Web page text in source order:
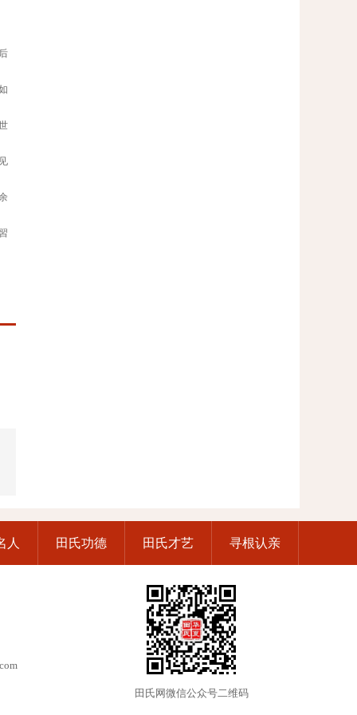
人 田氏功德 田氏才艺 寻根认亲
田氏网微信公众号二维码